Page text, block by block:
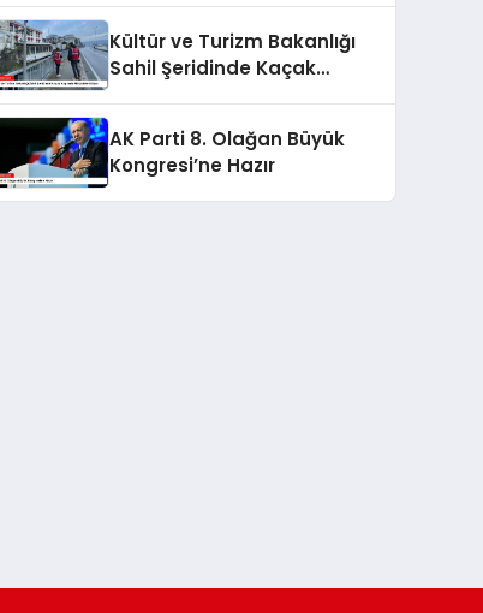
Kültür ve Turizm Bakanlığı
Sahil Şeridinde Kaçak
AK Parti 8. Olağan Büyük
Kongresi’ne Hazır